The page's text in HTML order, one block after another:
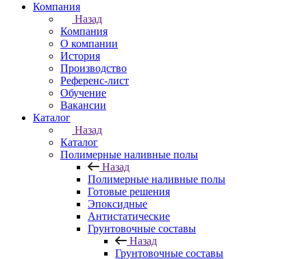
Компания
Назад
Компания
О компании
История
Производство
Референс-лист
Обучение
Вакансии
Каталог
Назад
Каталог
Полимерные наливные полы
Назад
Полимерные наливные полы
Готовые решения
Эпоксидные
Антистатические
Грунтовочные составы
Назад
Грунтовочные составы